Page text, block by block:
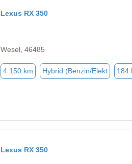
Lexus RX 350
Wesel, 46485
4.150 km Hybrid (Benzin/Elekt 184
Lexus RX 350